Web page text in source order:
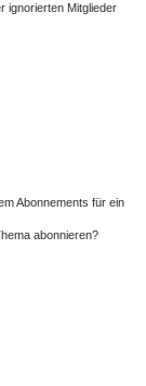
ignorierten Mitglieder
Abonnements für ein
abonnieren?